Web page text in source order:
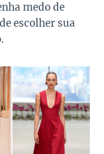
medo de
escolher sua